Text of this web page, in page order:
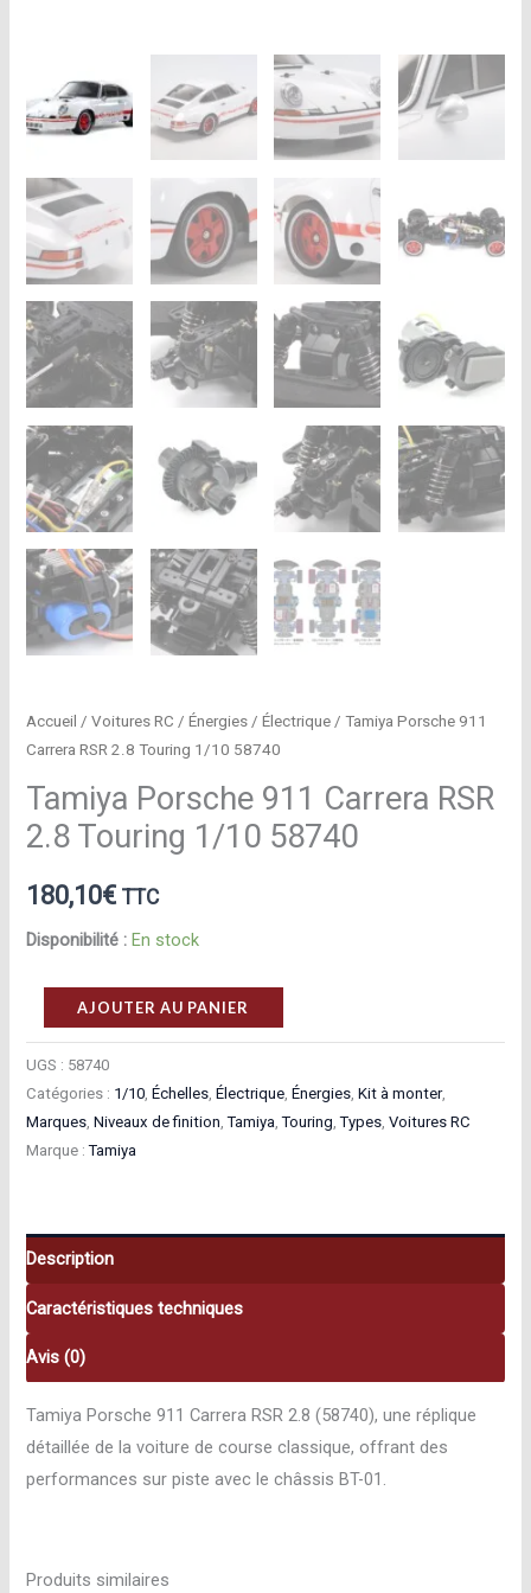
Accueil /Voitures RC /Énergies /Électrique / Tamiya Porsche 911
Carrera RSR 2.8 Touring 1/10 58740
Tamiya Porsche 911 Carrera RSR
2.8 Touring 1/10 58740
180,10€ TTC
Disponibilité : En stock
quantité
de
Tamiya
Porsche
911
Carrera
Touring
1/10
58740
AJOUTER AU PANIER
UGS : 58740
Catégories : 1/10,Échelles,Électrique,Énergies,Kit à monter,
Marques,Niveaux de finition,Tamiya,Touring,Types,Voitures RC
Marque :Tamiya
Description
Caractéristiques techniques
Avis (0)
Tamiya Porsche 911 Carrera RSR 2.8 (58740), une réplique
détaillée de la voiture de course classique, offrant des
performances sur piste avec le châssis BT-01.
Produits similaires